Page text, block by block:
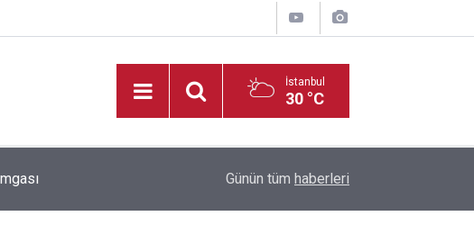
İstanbul
30 °C
TSYD Kahramanmaraş Cup’ta altyapı heyecanı
Günün tüm haberleri